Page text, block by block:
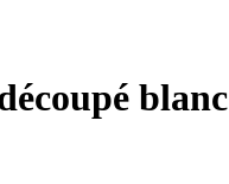
blanc